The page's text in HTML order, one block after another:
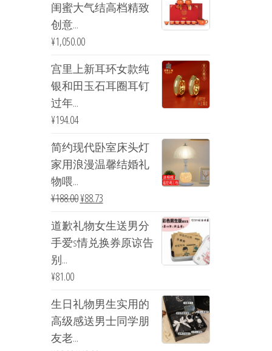
闺蜜大气结高档精致
创意...
¥1,050.00
宫里上新耳环女款纯
银和田玉石耳圈耳钉
过年...
¥194.04
简约现代卧室床头灯
家用浪漫温馨结婚礼
物喂...
¥188.00¥88.73
道歉礼物女生送男分
手爱s情兑换券原谅告
别...
¥81.00
生日礼物男生实用的
高级感送男士同学朋
友老...